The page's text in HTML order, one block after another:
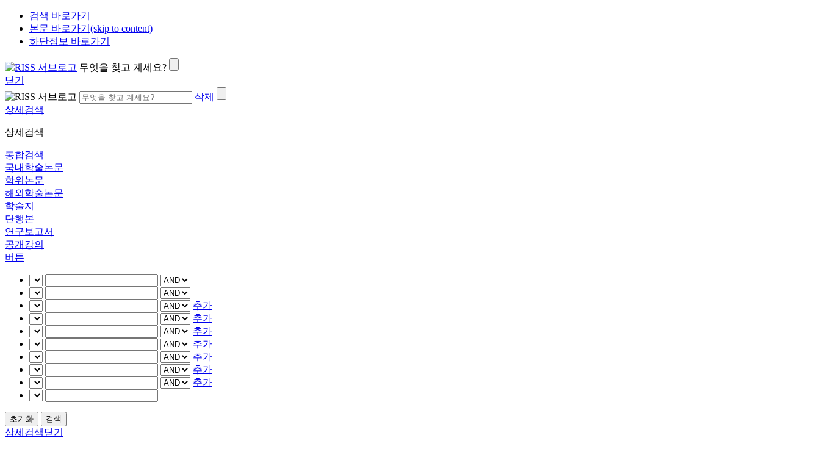
검색 바로가기
본문 바로가기(skip to content)
하단정보 바로가기
무엇을 찾고 계세요?
닫기
삭제
상세검색
상세검색
통합검색
국내학술논문
학위논문
해외학술논문
학술지
단행본
연구보고서
공개강의
버튼
추가
추가
추가
추가
추가
추가
추가
상세검색닫기